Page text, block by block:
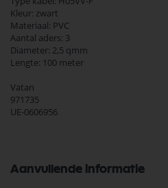
Kleur: zwart
Materiaal: PVC
Aantal aders: 3
Diameter: 2,5 qmm
Lengte: 100 meter
Vatan
971735
UE-0606956
Aanvullende informatie